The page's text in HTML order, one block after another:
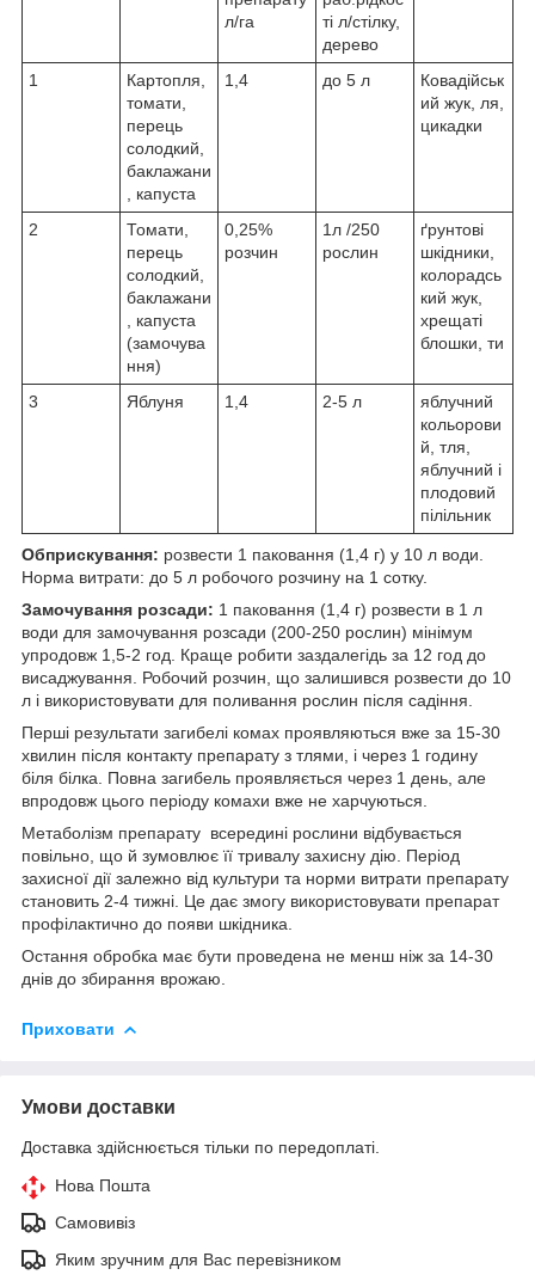
л/га
ті л/стілку,
дерево
1
Картопля,
томати,
перець
солодкий,
баклажани
, капуста
1,4 до 5 л
Ковадійськ
ий жук, ля,
цикадки
2
Томати,
перець
солодкий,
баклажани
, капуста
(замочува
ння)
0,25%
розчин
1л /250
рослин
ґрунтові
шкідники,
колорадсь
кий жук,
хрещаті
блошки, ти
3 Яблуня 1,4 2-5 л
яблучний
кольорови
й, тля,
яблучний і
плодовий
пілільник
Обприскування: розвести 1 паковання (1,4 г) у 10 л води.
Норма витрати: до 5 л робочого розчину на 1 сотку.
Замочування розсади: 1 паковання (1,4 г) розвести в 1 л
води для замочування розсади (200-250 рослин) мінімум
упродовж 1,5-2 год. Краще робити заздалегідь за 12 год до
висаджування. Робочий розчин, що залишився розвести до 10
л і використовувати для поливання рослин після садіння.
Перші результати загибелі комах проявляються вже за 15-30
хвилин після контакту препарату з тлями, і через 1 годину
біля білка. Повна загибель проявляється через 1 день, але
впродовж цього періоду комахи вже не харчуються.
Метаболізм препарату всередині рослини відбувається
повільно, що й зумовлює її тривалу захисну дію. Період
захисної дії залежно від культури та норми витрати препарату
становить 2-4 тижні. Це дає змогу використовувати препарат
профілактично до появи шкідника.
Остання обробка має бути проведена не менш ніж за 14-30
днів до збирання врожаю.
Приховати
Умови доставки
Доставка здійснюється тільки по передоплаті.
Нова Пошта
Самовивіз
Яким зручним для Вас перевізником